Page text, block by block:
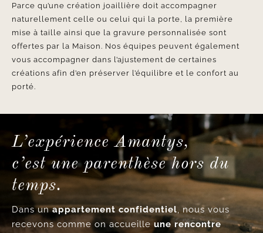
Parce qu’une création joaillière doit accompagner
naturellement celle ou celui qui la porte, la première
mise à taille ainsi que la gravure personnalisée sont
offertes par la Maison. Nos équipes peuvent également
vous accompagner dans l’ajustement de certaines
créations afin d’en préserver l’équilibre et le confort au
porté.
L’expérience Amantys,
c’est une parenthèse hors du
temps.
Dans unappartement confidentiel, nous vous
recevons comme on accueille une rencontre